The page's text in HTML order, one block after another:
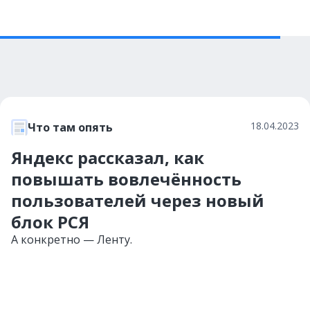
Что там опять 18.04.2023
Яндекс рассказал, как
повышать вовлечённость
пользователей через новый
блок РСЯ
А конкретно — Ленту.